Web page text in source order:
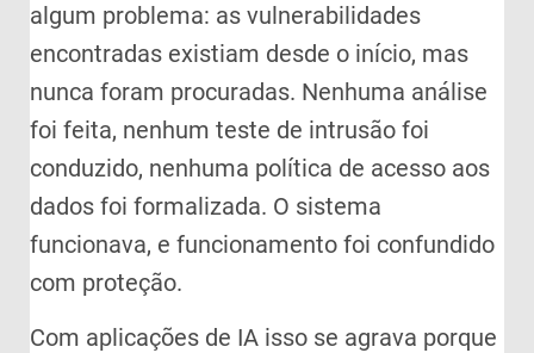
algum problema: as vulnerabilidades
encontradas existiam desde o início, mas
nunca foram procuradas. Nenhuma análise
foi feita, nenhum teste de intrusão foi
conduzido, nenhuma política de acesso aos
dados foi formalizada. O sistema
funcionava, e funcionamento foi confundido
com proteção.
Com aplicações de IA isso se agrava porque